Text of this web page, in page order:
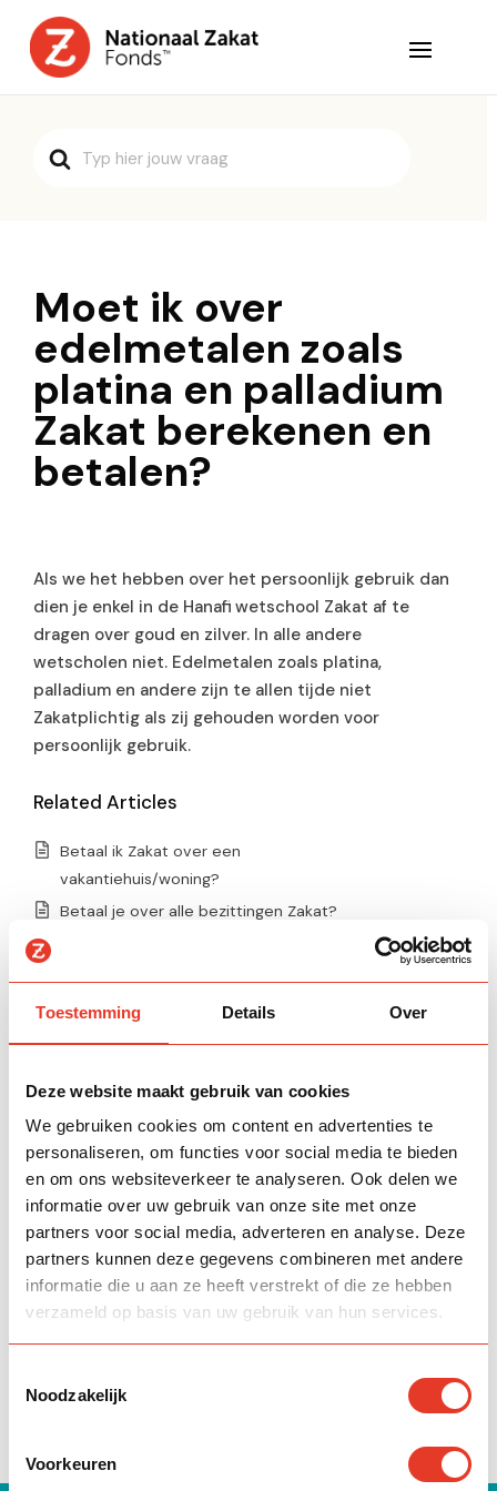
Toestemming Details Over
Deze website maakt gebruik van cookies
We gebruiken cookies om content en advertenties te
personaliseren, om functies voor social media te bieden
en om ons websiteverkeer te analyseren. Ook delen we
informatie over uw gebruik van onze site met onze
partners voor social media, adverteren en analyse. Deze
partners kunnen deze gegevens combineren met andere
informatie die u aan ze heeft verstrekt of die ze hebben
verzameld op basis van uw gebruik van hun services.
Noodzakelijk
Voorkeuren
For
Moet ik over
edelmetalen zoals
platina en palladium
Zakat berekenen en
betalen?
Als we het hebben over het persoonlijk gebruik dan
dien je enkel in de Hanafi wetschool Zakat af te
dragen over goud en zilver. In alle andere
wetscholen niet. Edelmetalen zoals platina,
palladium en andere zijn te allen tijde niet
Zakatplichtig als zij gehouden worden voor
persoonlijk gebruik.
Related Articles
Betaal ik Zakat over een
vakantiehuis/woning?
Betaal je over alle bezittingen Zakat?
Betaal ik Zakat over edelstenen zoals
diamanten?
Niet kunnen vinden wat je zoekt?
Wij staan voor je klaar om al jouw vragen te
beantwoorden. Neem contact met ons op.